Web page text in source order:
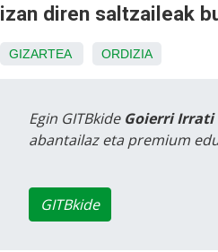
izan diren saltzaileak
GIZARTEA ORDIZIA
Egin GITBkide Goierri Irrati
abantailaz eta premium
GITBkide